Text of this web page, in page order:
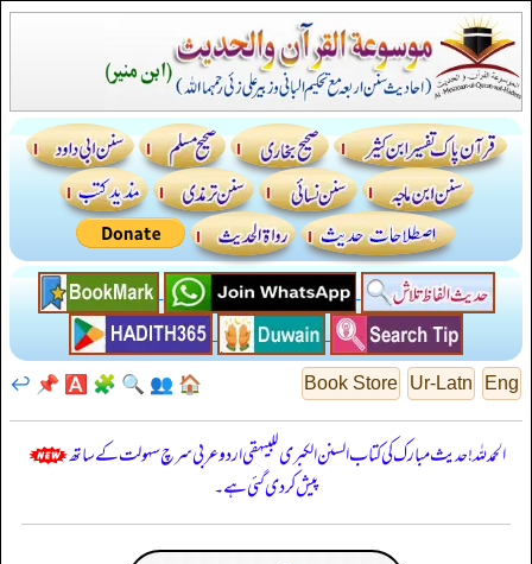
Eng
Ur-Latn
Book Store
🏠
👥
🔍
🧩
🅰️
📌
↩️
الحمدللہ! حدیث مبارک کی کتاب السنن الكبرى للبيهقي اردو عربی سرچ سہولت کے ساتھ
پیش کر دی گئی ہے۔